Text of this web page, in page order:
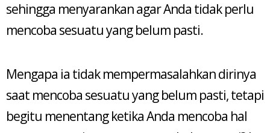
sehingga menyarankan agar Anda tidak perlu
mencoba sesuatu yang belum pasti.
Mengapa ia tidak mempermasalahkan dirinya
saat mencoba sesuatu yang belum pasti, tetapi
begitu menentang ketika Anda mencoba hal